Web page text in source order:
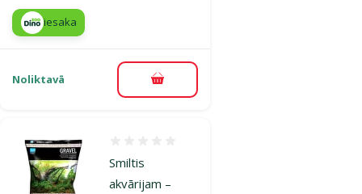
iesaka
Noliktavā Pievienot grozam
Smiltis
akvārijam –